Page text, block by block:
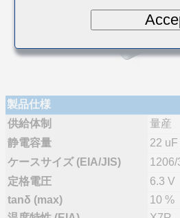
製品仕様
供給体制
量産
静電容量
22
ケースサイズ (EIA/JIS)
1206/
定格電圧
6.3 V
tanδ (max)
10 %